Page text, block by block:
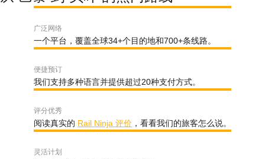
广泛网络
一个平台，覆盖全球34+个目的地和700+条线路。
便捷预订
我们支持多种语言并提供超过20种支付方式。
评分优秀
阅读真实的 Rail Ninja 评价 ，看看我们的旅客怎么说。
灵活计划